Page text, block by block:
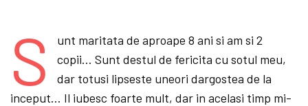
S
unt maritata de aproape 8 ani si am si 2
copii… Sunt destul de fericita cu sotul meu,
dar totusi lipseste uneori dargostea de la
inceput… Il iubesc foarte mult, dar in acelasi timp mi-